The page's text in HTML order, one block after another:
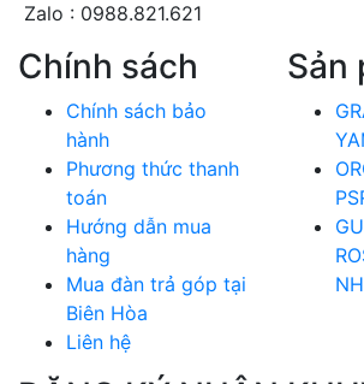
Zalo : 0988.821.621
Chính sách
Chính sách bảo
hành
Phương thức thanh
toán
Hướng dẫn mua
hàng
Mua đàn trả góp tại
Biên Hòa
Liên hệ
Sản